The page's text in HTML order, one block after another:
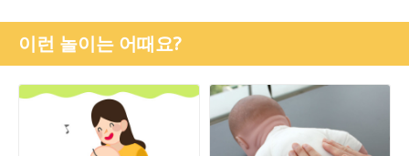
이런 놀이는 어때요?